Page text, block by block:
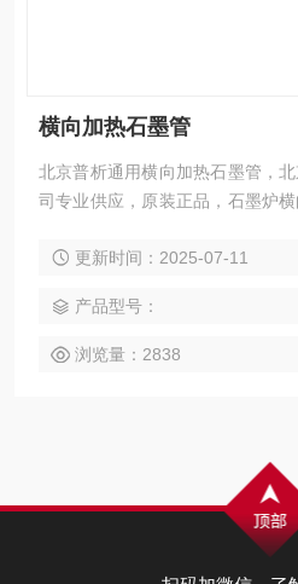
横向加热石墨管
北京普析通用横向加热石墨管，
司专业供应，原装正品，石墨炉
拖尾。测定精度高，炉体寿命长
更新时间：2025-07-11
产品型号：
浏览量：2838